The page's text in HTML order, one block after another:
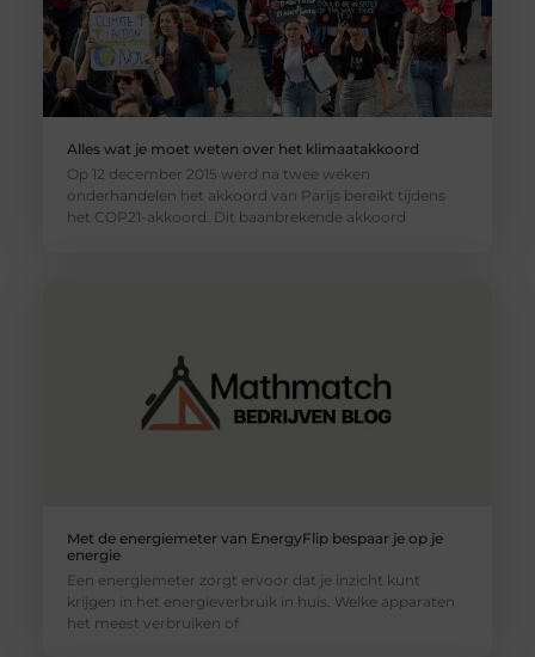
Alles wat je moet weten over het klimaatakkoord
Op 12 december 2015 werd na twee weken
onderhandelen het akkoord van Parijs bereikt tijdens
het COP21-akkoord. Dit baanbrekende akkoord
Met de energiemeter van EnergyFlip bespaar je op je
energie
Een energiemeter zorgt ervoor dat je inzicht kunt
krijgen in het energieverbruik in huis. Welke apparaten
het meest verbruiken of